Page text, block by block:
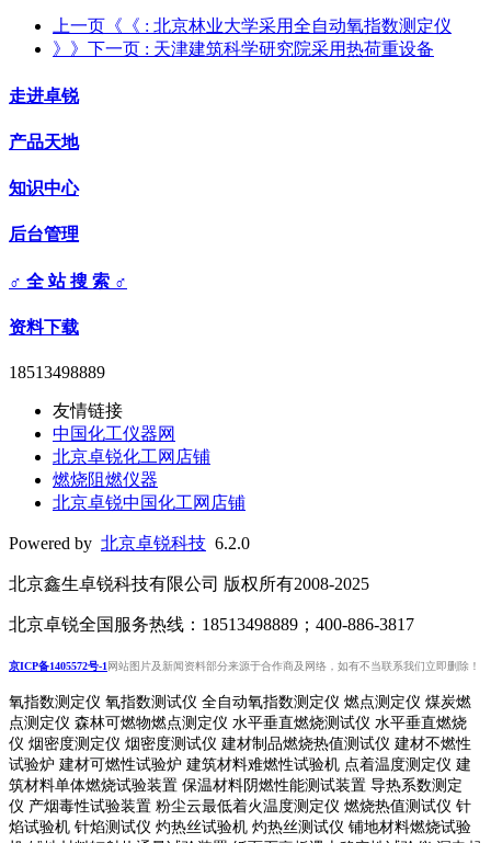
上一页《《 : 北京林业大学采用全自动氧指数测定仪
》》下一页 : 天津建筑科学研究院采用热荷重设备
走进卓锐
产品天地
知识中心
后台管理
♂ 全 站 搜 索 ♂
资料下载
18513498889
友情链接
中国化工仪器网
北京卓锐化工网店铺
燃烧阻燃仪器
北京卓锐中国化工网店铺
Powered by 北京卓锐科技 6.2.0
北京鑫生卓锐科技有限公司 版权所有2008-2025
北京卓锐全国服务热线：18513498889；400-886-3817
京ICP备1405572号-1网站图片及新闻资料部分来源于合作商及网络，如有不当联系我们立即删除！
氧指数测定仪 氧指数测试仪 全自动氧指数测定仪 燃点测定仪 煤炭燃
点测定仪 森林可燃物燃点测定仪 水平垂直燃烧测试仪 水平垂直燃烧
仪 烟密度测定仪 烟密度测试仪 建材制品燃烧热值测试仪 建材不燃性
试验炉 建材可燃性试验炉 建筑材料难燃性试验机 点着温度测定仪 建
筑材料单体燃烧试验装置 保温材料阴燃性能测试装置 导热系数测定
仪 产烟毒性试验装置 粉尘云最低着火温度测定仪 燃烧热值测试仪 针
焰试验机 针焰测试仪 灼热丝试验机 灼热丝测试仪 铺地材料燃烧试验